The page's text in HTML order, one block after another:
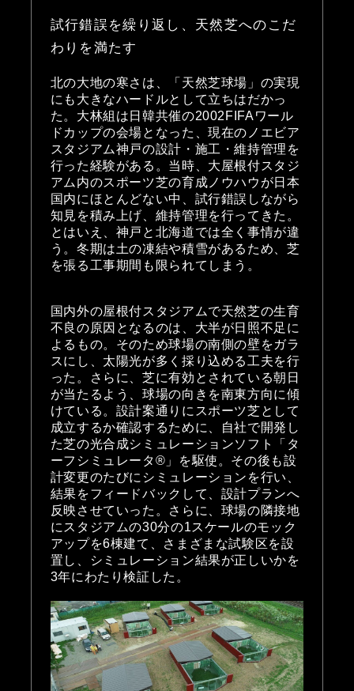
試行錯誤を繰り返し、天然芝へのこだ
わりを満たす
北の大地の寒さは、「天然芝球場」の実現
にも大きなハードルとして立ちはだかっ
た。大林組は日韓共催の2002FIFAワール
ドカップの会場となった、現在のノエビア
スタジアム神戸の設計・施工・維持管理を
行った経験がある。当時、大屋根付スタジ
アム内のスポーツ芝の育成ノウハウが日本
国内にほとんどない中、試行錯誤しながら
知見を積み上げ、維持管理を行ってきた。
とはいえ、神戸と北海道では全く事情が違
う。冬期は土の凍結や積雪があるため、芝
を張る工事期間も限られてしまう。
国内外の屋根付スタジアムで天然芝の生育
不良の原因となるのは、大半が日照不足に
よるもの。そのため球場の南側の壁をガラ
スにし、太陽光が多く採り込める工夫を行
った。さらに、芝に有効とされている朝日
が当たるよう、球場の向きを南東方向に傾
けている。設計案通りにスポーツ芝として
成立するか確認するために、自社で開発し
た芝の光合成シミュレーションソフト「タ
ーフシミュレータ®」を駆使。その後も設
計変更のたびにシミュレーションを行い、
結果をフィードバックして、設計プランへ
反映させていった。さらに、球場の隣接地
にスタジアムの30分の1スケールのモック
アップを6棟建て、さまざまな試験区を設
置し、シミュレーション結果が正しいかを
3年にわたり検証した。